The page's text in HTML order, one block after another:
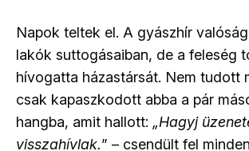
Napok teltek el. A gyászhír
lakók suttogásaiban, de a feleség
hívogatta házastársát. Nem tudott
csak kapaszkodott abba a pár
hangba, amit hallott: „Hagyj
visszahívlak.” – csendült fel